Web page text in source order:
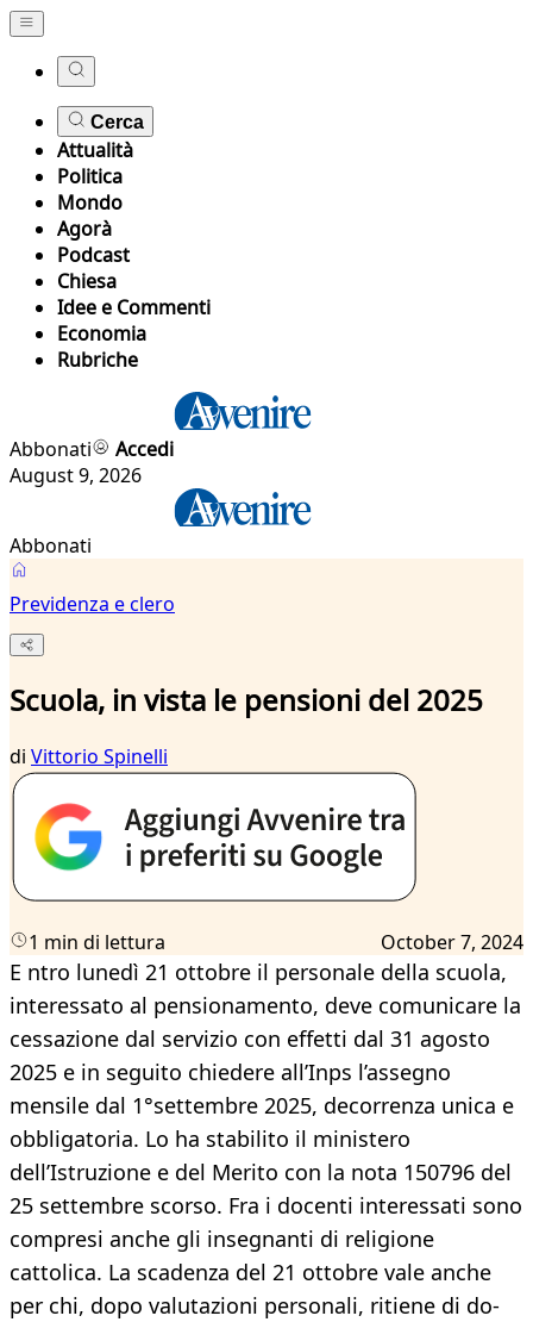
Cerca
Attualità
Politica
Mondo
Agorà
Podcast
Chiesa
Idee e Commenti
Economia
Rubriche
Abbonati
Accedi
August 9, 2026
Abbonati
Previdenza e clero
Scuola, in vista le pensioni del 2025
di Vittorio Spinelli
1 min di lettura October 7, 2024
E ntro lunedì 21 ottobre il personale della scuola,
interessato al pensionamento, deve comunicare la
cessazione dal servizio con effetti dal 31 agosto
2025 e in seguito chiedere all’Inps l’assegno
mensile dal 1°settembre 2025, decorrenza unica e
obbligatoria. Lo ha stabilito il ministero
dell’Istruzione e del Merito con la nota 150796 del
25 settembre scorso. Fra i docenti interessati sono
compresi anche gli insegnanti di religione
cattolica. La scadenza del 21 ottobre vale anche
per chi, dopo valutazioni personali, ritiene di do-